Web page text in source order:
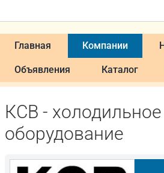
Главная Компании
Объявления Каталог
КСВ -
оборудование